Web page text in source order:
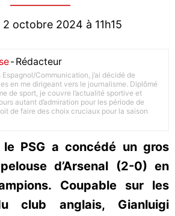
2 octobre 2024 à 11h15
-Rédacteur
Communication, j’ai décidé de
en me dirigeant vers le journalisme. Diplômé
de sport, je couvre l’actualité sportive et
autant d’admiration pour les période de
de faire des choix cruciaux pour la saison
PSG a concédé un gros
d’Arsenal (2-0) en
Coupable sur les
club anglais, Gianluigi